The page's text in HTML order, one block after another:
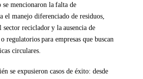
mencionaron la falta de
el manejo diferenciado de residuos,
reciclador y la ausencia de
regulatorios para empresas que buscan
circulares.
se expusieron casos de éxito: desde